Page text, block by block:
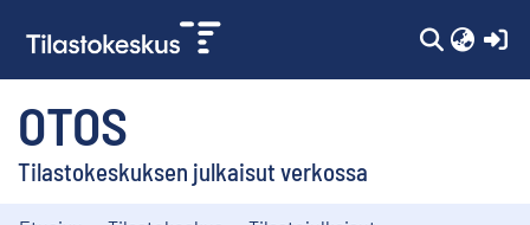
OTOS
Tilastokeskuksen julkaisut verkossa